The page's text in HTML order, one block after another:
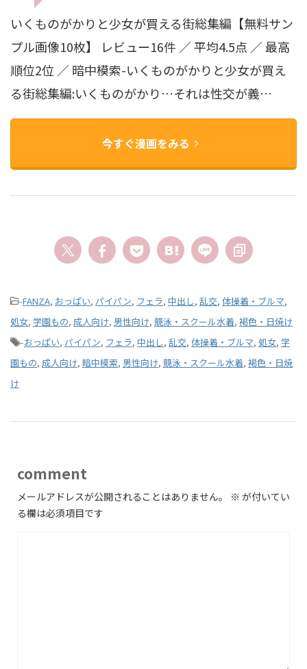
いくものがかりと少女が買える街総集編【無料サン
プル画像10枚】 レビュー16件 ／ 平均4.5点 ／ 最高
順位2位 ／ 暗中模索-いくものがかりと少女が買え
る街総集編:いくものがかり…それは性交が義…
今すぐ漫画をみる
-FANZA, おっぱい, パイパン, フェラ, 中出し, 乱交, 体操着・ブルマ,
処女, 学園もの, 成人向け, 男性向け, 競泳・スクール水着, 褐色・日焼け
-おっぱい, パイパン, フェラ, 中出し, 乱交, 体操着・ブルマ, 処女, 学
園もの, 成人向け, 暗中模索, 男性向け, 競泳・スクール水着, 褐色・日焼
け
comment
メールアドレスが公開されることはありません。 ※ が付いてい
る欄は必須項目です